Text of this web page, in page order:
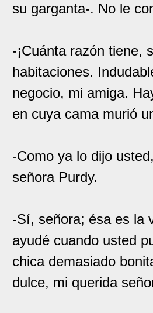
su garganta-. No le
-¡Cuánta razón tiene,
habitaciones.
negocio, mi amiga.
en cuya cama murió
-Como ya lo dijo
señora Purdy.
-Sí, señora; ésa es la
ayudé cuando usted
chica demasiado
dulce, mi querida